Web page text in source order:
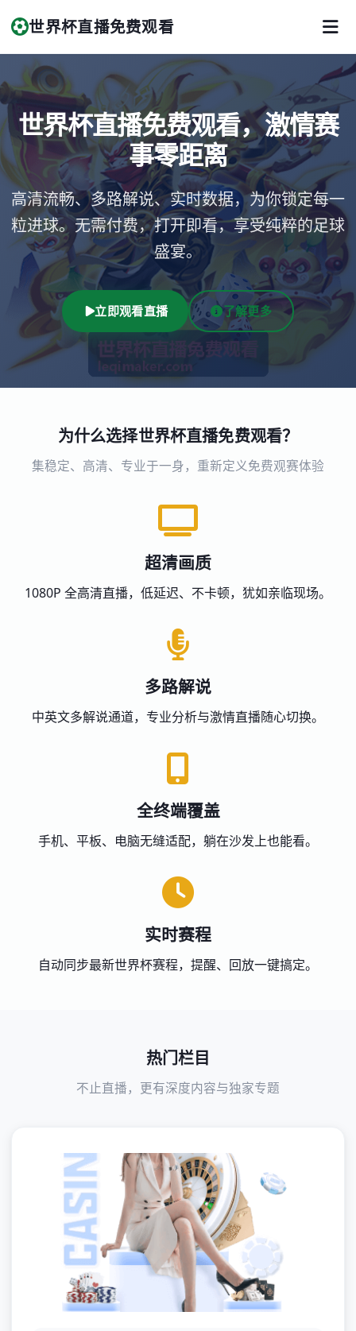
世界杯直播免费观看
世界杯直播免费观看，激情赛
事零距离
高清流畅、多路解说、实时数据，为你锁定每一
粒进球。无需付费，打开即看，享受纯粹的足球
盛宴。
立即观看直播 了解更多
为什么选择世界杯直播免费观看？
集稳定、高清、专业于一身，重新定义免费观赛体验
超清画质
1080P 全高清直播，低延迟、不卡顿，犹如亲临现场。
多路解说
中英文多解说通道，专业分析与激情直播随心切换。
全终端覆盖
手机、平板、电脑无缝适配，躺在沙发上也能看。
实时赛程
自动同步最新世界杯赛程，提醒、回放一键搞定。
热门栏目
不止直播，更有深度内容与独家专题